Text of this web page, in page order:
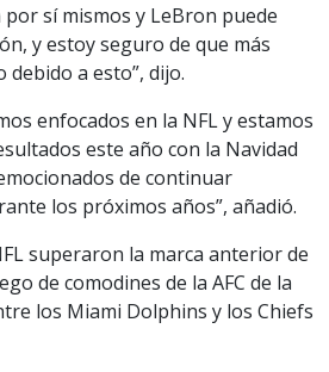
sí mismos y LeBron puede
y estoy seguro de que más
a esto”, dijo.
enfocados en la NFL y estamos
este año con la Navidad
de continuar
los próximos años”, añadió.
superaron la marca anterior de
de comodines de la AFC de la
los Miami Dolphins y los Chiefs